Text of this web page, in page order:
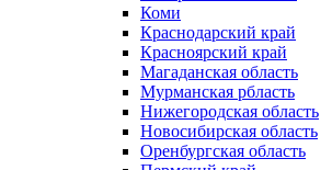
Коми
Краснодарский край
Красноярский край
Магаданская область
Мурманская рбласть
Нижегородская область
Новосибирская область
Оренбургская область